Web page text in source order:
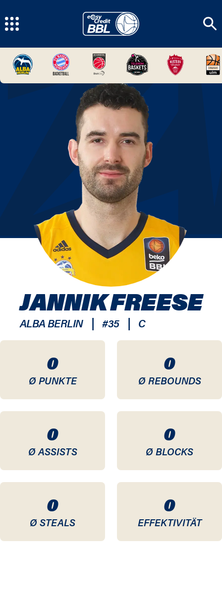
0
Ø PUNKTE
0
Ø REBOUNDS
0
Ø ASSISTS
0
Ø BLOCKS
0
Ø STEALS
0
EFFEKTIVITÄT
JANNIK FREESE
ALBA BERLIN | #35 | C